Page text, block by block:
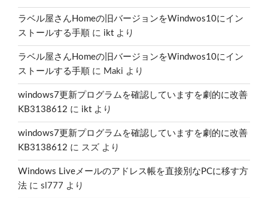
ラベル屋さんHomeの旧バージョンをWindwos10にイン
ストールする手順 に ikt より
ラベル屋さんHomeの旧バージョンをWindwos10にイン
ストールする手順 に Maki より
windows7更新プログラムを確認していますを劇的に改善
KB3138612 に ikt より
windows7更新プログラムを確認していますを劇的に改善
KB3138612 に スズ より
Windows Liveメールのアドレス帳を直接別なPCに移す方
法 に sl777 より